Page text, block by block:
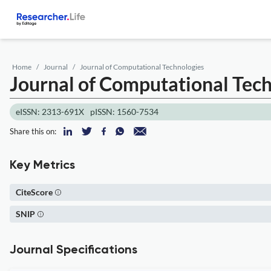
Home Journal Journal of Computational Technologies
Journal of Computational
eISSN: 2313-691X pISSN: 1560-7534
Share this on:
Key Metrics
CiteScore
SNIP
Journal Specifications